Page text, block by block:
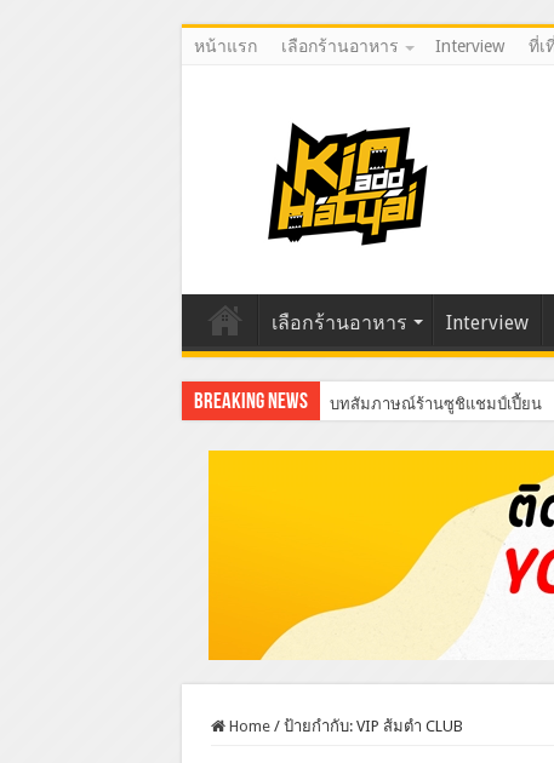
หน้าแรก เลือกร้านอาหาร Interview ที่เ
เลือกร้านอาหาร Interview
Breaking News บทสัมภาษณ์ร้านซูชิแชมป์เปี้ยน
Home / ป้ายกำกับ: VIP ส้มตำ CLUB